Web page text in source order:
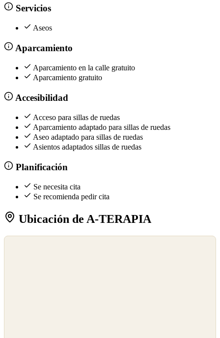
Servicios
Aseos
Aparcamiento
Aparcamiento en la calle gratuito
Aparcamiento gratuito
Accesibilidad
Acceso para sillas de ruedas
Aparcamiento adaptado para sillas de ruedas
Aseo adaptado para sillas de ruedas
Asientos adaptados sillas de ruedas
Planificación
Se necesita cita
Se recomienda pedir cita
Ubicación de A-TERAPIA